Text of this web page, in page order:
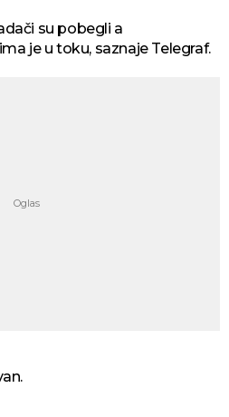
su pobegli a
je u toku, saznaje Telegraf.